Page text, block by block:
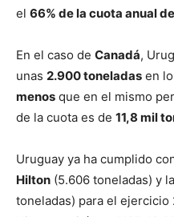
el 66% de la cuota anual
En el caso de Canadá,
unas 2.900 toneladas en
menos que en el mismo
de la cuota es de 11,8 mil
Uruguay ya ha cumplido
Hilton (5.606 toneladas) y
toneladas) para el